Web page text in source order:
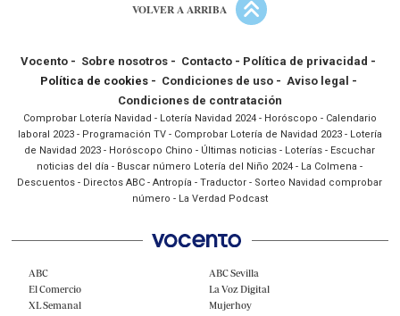
VOLVER A ARRIBA
Vocento - Sobre nosotros - Contacto - Política de privacidad -
Política de cookies - Condiciones de uso- Aviso legal -
Condiciones de contratación
Comprobar Lotería Navidad - Lotería Navidad 2024- Horóscopo - Calendario
laboral 2023- Programación TV- Comprobar Lotería de Navidad 2023- Lotería
de Navidad 2023 - Horóscopo Chino - Últimas noticias - Loterías - Escuchar
noticias del día - Buscar número Lotería del Niño 2024 - La Colmena -
Descuentos - Directos ABC -Antropía -Traductor - Sorteo Navidad comprobar
número - La Verdad Podcast
ABC
El Comercio
XL Semanal
ABC Sevilla
La Voz Digital
Mujerhoy